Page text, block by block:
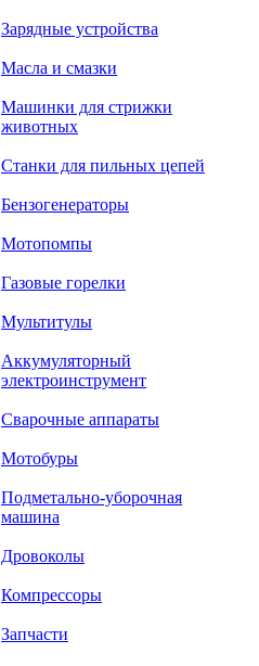
Зарядные устройства
Масла и смазки
Машинки для стрижки
животных
Станки для пильных цепей
Бензогенераторы
Мотопомпы
Газовые горелки
Мультитулы
Аккумуляторный
электроинструмент
Сварочные аппараты
Мотобуры
Подметально-уборочная
машина
Дровоколы
Компрессоры
Запчасти